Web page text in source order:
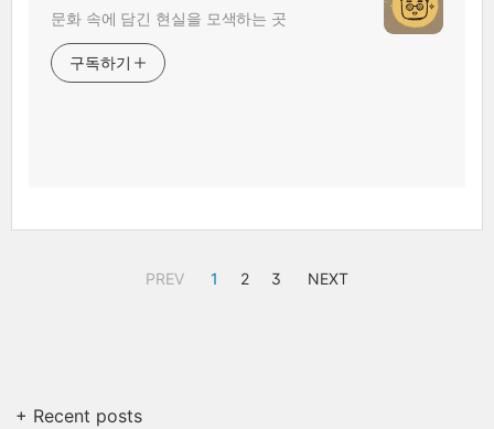
문화 속에 담긴 현실을 모색하는 곳
구독하기
PREV 1 2 3 NEXT
+ Recent posts